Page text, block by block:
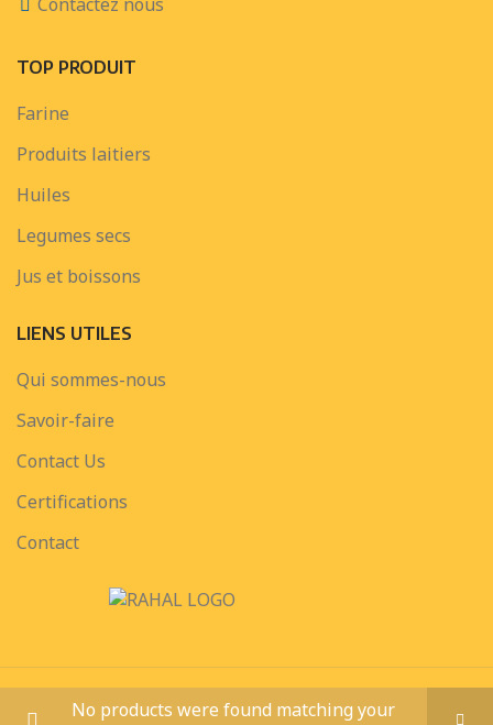
No products were found matching your
TOP PRODUIT
Farine
Produits laitiers
Huiles
Legumes secs
Jus et boissons
LIENS UTILES
Qui sommes-nous
Savoir-faire
Contact Us
Certifications
Contact
PRIMA FOODS SERVICE CREATED BY Ahmed AlamEldin